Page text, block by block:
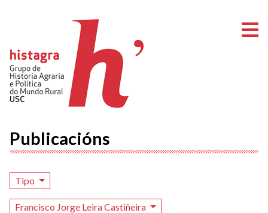
Publicacións
Tipo
Francisco Jorge Leira Castiñeira